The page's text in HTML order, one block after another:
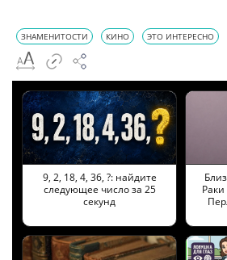
ЗНАМЕНИТОСТИ КИНО ЭТО ИНТЕРЕСНО
9, 2, 18, 4, 36, ?: найдите
следующее число за 25
секунд